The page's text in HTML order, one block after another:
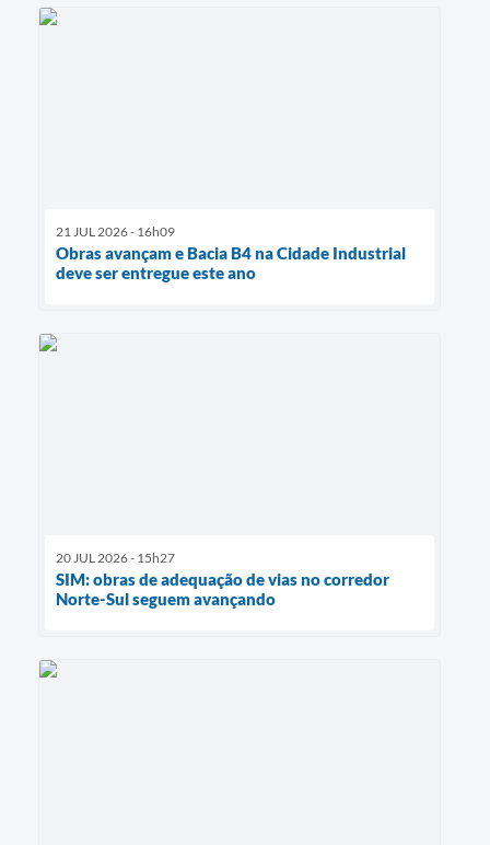
21 JUL 2026 - 16h09
Obras avançam e Bacia B4 na Cidade Industrial
deve ser entregue este ano
20 JUL 2026 - 15h27
SIM: obras de adequação de vias no corredor
Norte-Sul seguem avançando